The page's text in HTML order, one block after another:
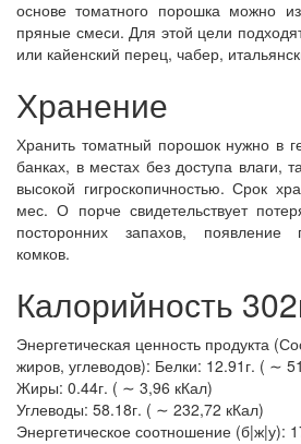
основе томатного порошка можно
пряные смеси. Для этой цели
или кайенский перец, чабер,
Хранение
Хранить томатный порошок нужно в
банках, в местах без доступа влаги,
высокой гигроскопичностью. Срок
мес. О порче свидетельствует
посторонних запахов, появление
комков.
Калорийность
Энергетическая ценность продукта
жиров, углеводов): Белки: 12.91г. ( ∼
Жиры: 0.44г. ( ∼ 3,96 кКал)
Углеводы: 58.18г. ( ∼ 232,72 кКал)
Энергетическое соотношение (б|ж|у):